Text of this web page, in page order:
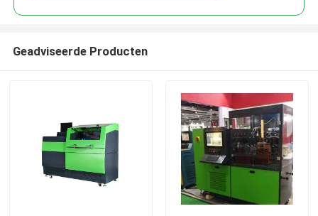
Geadviseerde Producten